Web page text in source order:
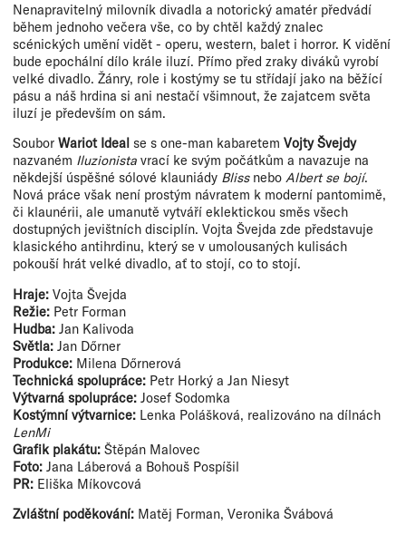
Nenapravitelný milovník divadla a notorický amatér předvádí
během jednoho večera vše, co by chtěl každý znalec
scénických umění vidět - operu, western, balet i horror. K vidění
bude epochální dílo krále iluzí. Přímo před zraky diváků vyrobí
velké divadlo. Žánry, role i kostýmy se tu střídají jako na běžící
pásu a náš hrdina si ani nestačí všimnout, že zajatcem světa
iluzí je především on sám.
Soubor Wariot Ideal se s one-man kabaretem Vojty Švejdy
nazvaném Iluzionista vrací ke svým počátkům a navazuje na
někdejší úspěšné sólové klauniády Blissnebo Albert se bojí.
Nová práce však není prostým návratem k moderní pantomimě,
či klaunérii, ale umanutě vytváří eklektickou směs všech
dostupných jevištních disciplín. Vojta Švejda zde představuje
klasického antihrdinu, který se v umolousaných kulisách
pokouší hrát velké divadlo, ať to stojí, co to stojí.
Hraje: Vojta Švejda
Režie: Petr Forman
Hudba: Jan Kalivoda
Světla: Jan Dőrner
Produkce: Milena Dőrnerová
Technická spolupráce: Petr Horký a Jan Niesyt
Výtvarná spolupráce: Josef Sodomka
Kostýmní výtvarnice: Lenka Polášková, realizováno na dílnách
LenMi
Grafik plakátu: Štěpán Malovec
Foto: Jana Láberová a Bohouš Pospíšil
PR: Eliška Míkovcová
Zvláštní poděkování: Matěj Forman, Veronika Švábová